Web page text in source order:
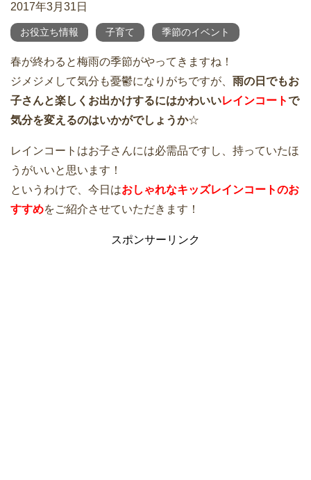
2017年3月31日
お役立ち情報 子育て 季節のイベント
春が終わると梅雨の季節がやってきますね！
ジメジメして気分も憂鬱になりがちですが、 雨の日でもお
子さんと楽しくお出かけするにはかわいいレインコートで
気分を変えるのはいかがでしょうか☆
レインコートはお子さんには必需品ですし、持っていたほ
うがいいと思います！
というわけで、今日はおしゃれなキッズレインコートのお
すすめをご紹介させていただきます！
スポンサーリンク